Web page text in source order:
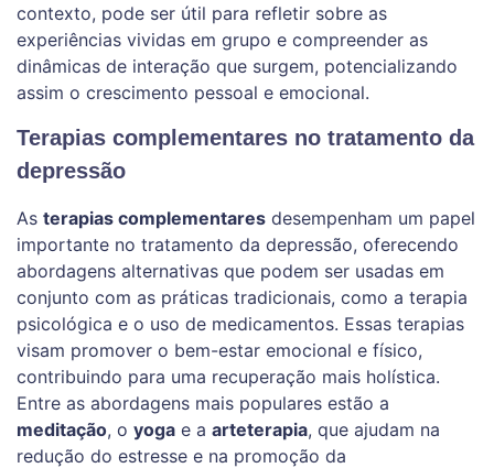
contexto, pode ser útil para refletir sobre as
experiências vividas em grupo e compreender as
dinâmicas de interação que surgem, potencializando
assim o crescimento pessoal e emocional.
Terapias complementares no tratamento da
depressão
As terapias complementares desempenham um papel
importante no tratamento da depressão, oferecendo
abordagens alternativas que podem ser usadas em
conjunto com as práticas tradicionais, como a terapia
psicológica e o uso de medicamentos. Essas terapias
visam promover o bem-estar emocional e físico,
contribuindo para uma recuperação mais holística.
Entre as abordagens mais populares estão a
meditação, o yoga e a arteterapia, que ajudam na
redução do estresse e na promoção da